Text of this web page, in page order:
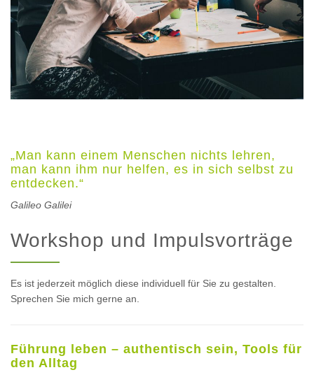
„Man kann einem Menschen nichts lehren,
man kann ihm nur helfen, es in sich selbst zu
entdecken.“
Galileo Galilei
Workshop und Impulsvorträge
Es ist jederzeit möglich diese individuell für Sie zu gestalten.
Sprechen Sie mich gerne an.
Führung leben – authentisch sein, Tools für
den Alltag